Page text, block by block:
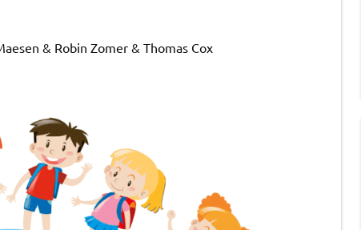
& Robin Zomer & Thomas Cox